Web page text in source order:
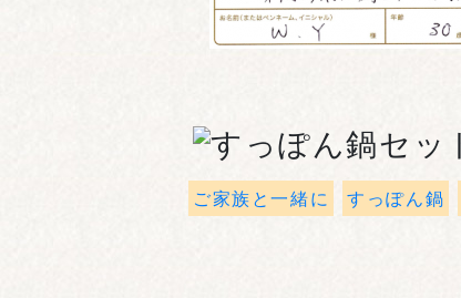
ご家族と一緒に すっぽん鍋